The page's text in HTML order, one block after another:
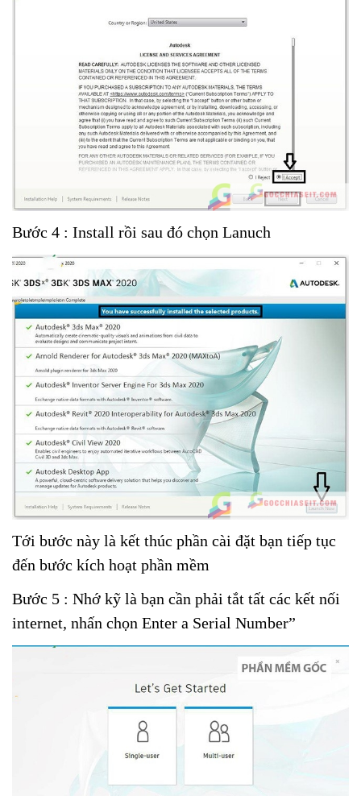
Bước 4 : Install rồi sau đó chọn Lanuch
Tới bước này là kết thúc phần cài đặt bạn tiếp tục
đến bước kích hoạt phần mềm
Bước 5 : Nhớ kỹ là bạn cần phải tắt tất các kết nối
internet, nhấn chọn Enter a Serial Number”